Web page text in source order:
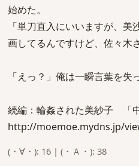
始めた。
「単刀直入にいいますが、
画してるんですけど、佐々木
「えっ？」俺は一瞬言葉を失
続編：輪姦された美紗子 「中
http://moemoe.mydns.jp/
(・∀・): 16 | (・Ａ・): 38